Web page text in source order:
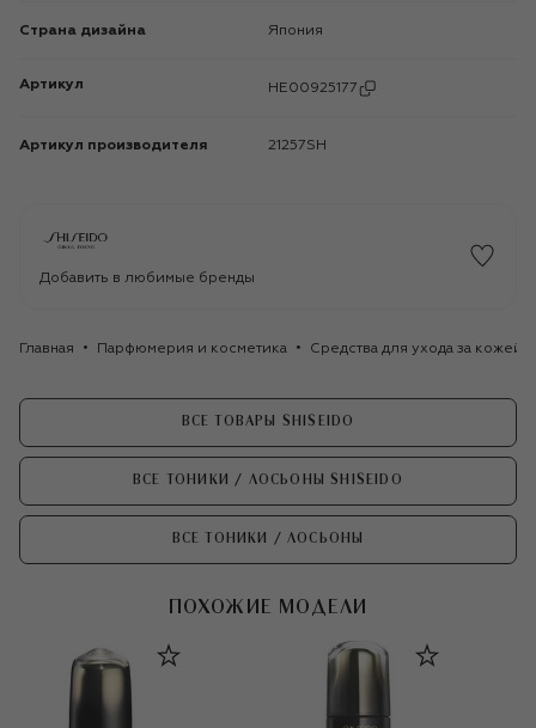
Страна дизайна Япония
Артикул HE00925177
Артикул производителя 21257SH
Добавить в любимые бренды
Главная Парфюмерия и косметика Средства для ухода за кожей
ВСЕ ТОВАРЫ SHISEIDO
ВСЕ ТОНИКИ / ЛОСЬОНЫ SHISEIDO
ВСЕ ТОНИКИ / ЛОСЬОНЫ
ПОХОЖИЕ МОДЕЛИ